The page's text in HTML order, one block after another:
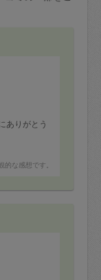
ありがとう
な感想です。